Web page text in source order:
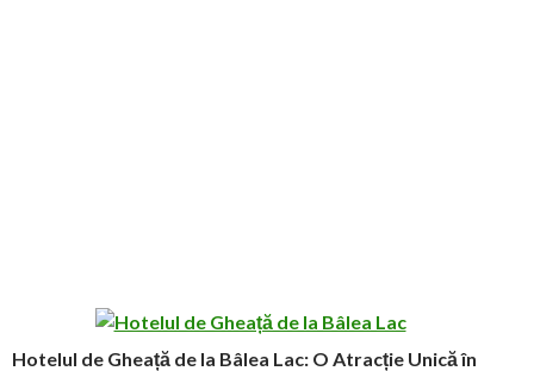
Hotelul de Gheață de la Bâlea Lac: O Atracție Unică în